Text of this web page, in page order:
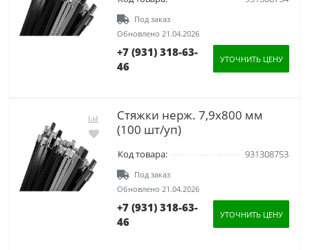
Под заказ
Обновлено 21.04.2026
+7 (931) 318-63-
46
УТОЧНИТЬ ЦЕНУ
Стяжки нерж. 7,9х800 мм
(100 шт/уп)
Код товара: 931308753
Под заказ
Обновлено 21.04.2026
+7 (931) 318-63-
46
УТОЧНИТЬ ЦЕНУ